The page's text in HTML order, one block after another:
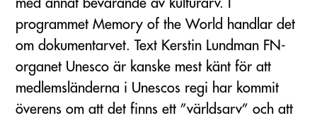
med annat bevarande av kulturarv. I
programmet Memory of the World handlar det
om dokumentarvet. Text Kerstin Lundman FN-
organet Unesco är kanske mest känt för att
medlemsländerna i Unescos regi har kommit
överens om att det finns ett ”världsarv” och att